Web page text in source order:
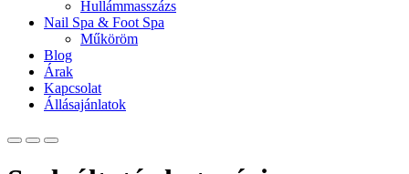
Hullámmasszázs
Nail Spa & Foot Spa
Műköröm
Blog
Árak
Kapcsolat
Állásajánlatok